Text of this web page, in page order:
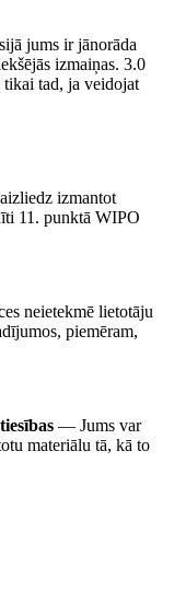
jums ir jānorāda
izmaiņas. 3.0
tikai tad, ja veidojat
izmantot
11. punktā WIPO
neietekmē lietotāju
piemēram,
— Jums var
materiālu tā, kā to